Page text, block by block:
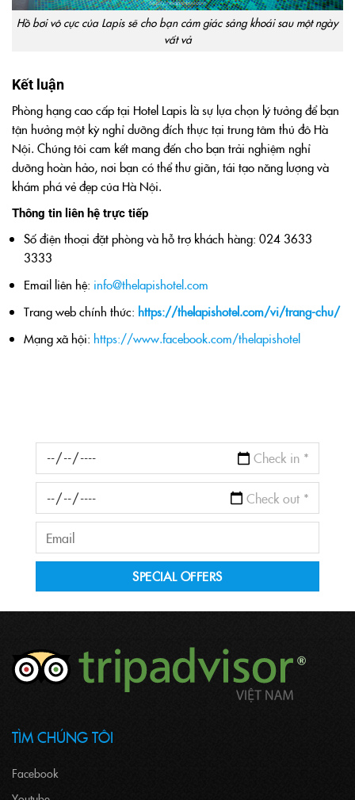
Hồ bơi vô cực của Lapis sẽ cho bạn cảm giác sảng khoái sau một ngày
vất vả
Kết luận
Phòng hạng cao cấp tại Hotel Lapis là sự lựa chọn lý tưởng để bạn
tận hưởng một kỳ nghỉ dưỡng đích thực tại trung tâm thủ đô Hà
Nội. Chúng tôi cam kết mang đến cho bạn trải nghiệm nghỉ
dưỡng hoàn hảo, nơi bạn có thể thư giãn, tái tạo năng lượng và
khám phá vẻ đẹp của Hà Nội.
Thông tin liên hệ trực tiếp
Số điện thoại đặt phòng và hỗ trợ khách hàng: 024 3633
3333
Email liên hệ: info@thelapishotel.com
Trang web chính thức: https://thelapishotel.com/vi/trang-chu/
Mạng xã hội: https://www.facebook.com/thelapishotel
TÌM CHÚNG TÔI
Facebook